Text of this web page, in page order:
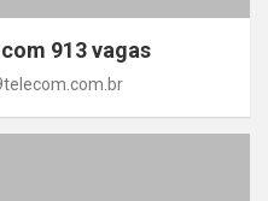
913 vagas